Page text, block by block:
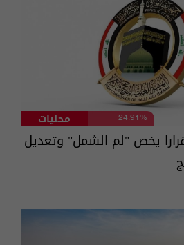
محليات 24.91%
يخص "لم الشمل" وتعديل